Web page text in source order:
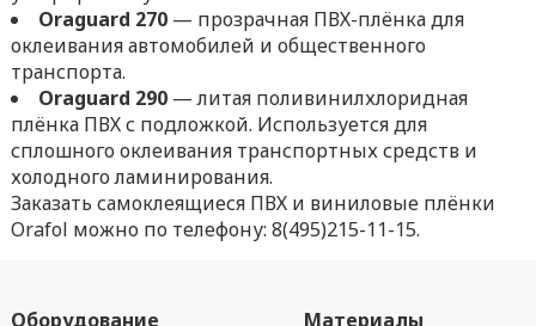
Oraguard 270— прозрачная ПВХ-плёнка для
оклеивания автомобилей и общественного
транспорта.
Oraguard 290— литая поливинилхлоридная
плёнка ПВХ с подложкой. Используется для
сплошного оклеивания транспортных средств и
холодного ламинирования.
Заказать самоклеящиеся ПВХ и виниловые плёнки
Orafol можно по телефону: 8(495)215-11-15.
Оборудование Материалы